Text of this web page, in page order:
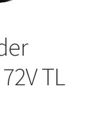
TL